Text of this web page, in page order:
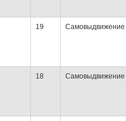
19 Самовыдвижение
18 Самовыдвижение